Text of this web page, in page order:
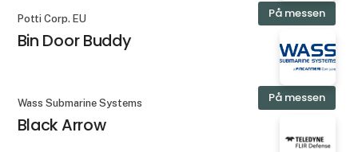
På messen
Potti Corp. EU
Bin Door Buddy
På messen
Wass Submarine Systems
Black Arrow